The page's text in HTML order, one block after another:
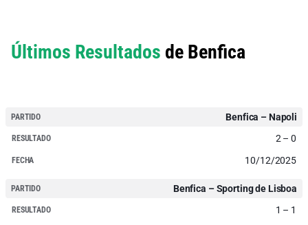
Últimos Resultados de Benfica
Benfica – Napoli
2 – 0
10/12/2025
Benfica – Sporting de Lisboa
1 – 1